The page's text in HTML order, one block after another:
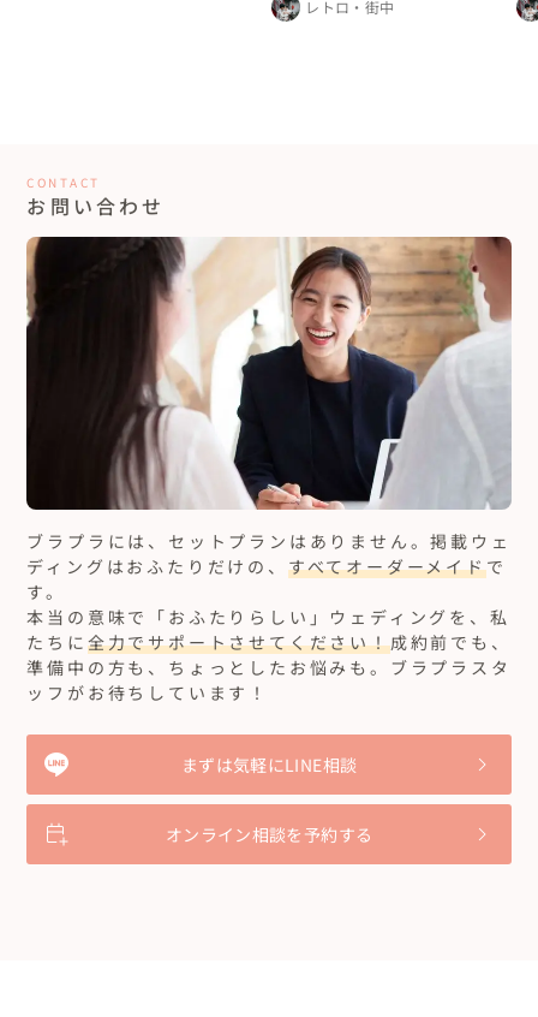
レトロ・街中
CONTACT
お問い合わせ
ブラプラには、セットプランはありません。掲載ウェ
ディングはおふたりだけの、 すべてオーダーメイドで
す。
本当の意味で「おふたりらしい」ウェディングを、私
たちに 全力でサポートさせてください！成約前でも、
準備中の方も、ちょっとしたお悩みも。ブラプラスタ
ッフがお待ちしています！
まずは気軽にLINE相談
オンライン相談を予約する